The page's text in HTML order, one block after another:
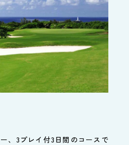
、3プレイ付3日間のコースで